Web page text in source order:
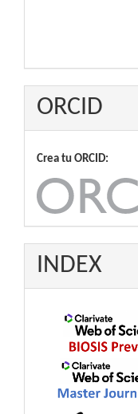
ORCID
Crea tu ORCID:
INDEX